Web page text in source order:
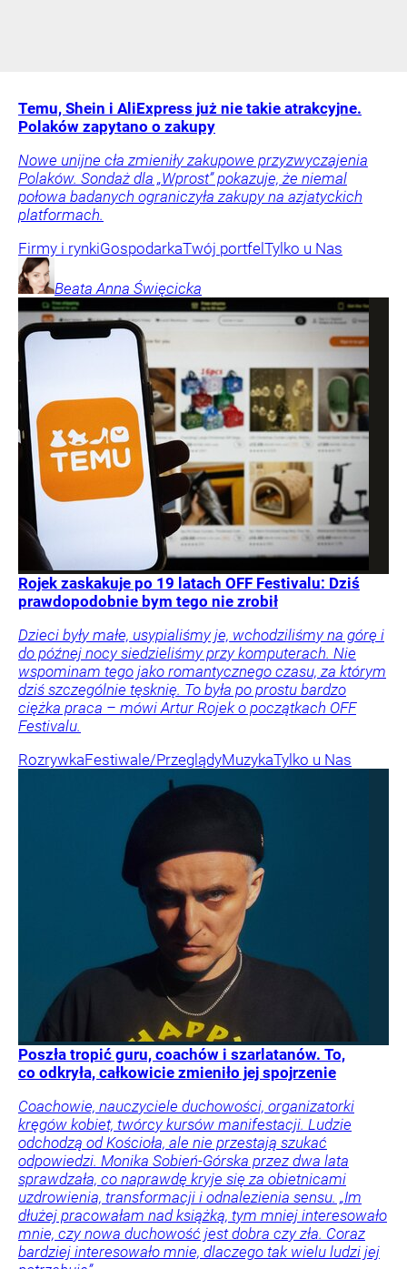
Temu, Shein i AliExpress już nie takie atrakcyjne.
Polaków zapytano o zakupy
Nowe unijne cła zmieniły zakupowe przyzwyczajenia
Polaków. Sondaż dla „Wprost” pokazuje, że niemal
połowa badanych ograniczyła zakupy na azjatyckich
platformach.
Firmy i rynkiGospodarkaTwój portfel Tylko u Nas
Beata Anna Święcicka
Rojek zaskakuje po 19 latach OFF Festivalu: Dziś
prawdopodobnie bym tego nie zrobił
Dzieci były małe, usypialiśmy je, wchodziliśmy na górę i
do późnej nocy siedzieliśmy przy komputerach. Nie
wspominam tego jako romantycznego czasu, za którym
dziś szczególnie tęsknię. To była po prostu bardzo
ciężka praca – mówi Artur Rojek o początkach OFF
Festivalu.
RozrywkaFestiwale/PrzeglądyMuzykaTylko u Nas
Poszła tropić guru, coachów i szarlatanów. To,
co odkryła, całkowicie zmieniło jej spojrzenie
Coachowie, nauczyciele duchowości, organizatorki
kręgów kobiet, twórcy kursów manifestacji. Ludzie
odchodzą od Kościoła, ale nie przestają szukać
odpowiedzi. Monika Sobień-Górska przez dwa lata
sprawdzała, co naprawdę kryje się za obietnicami
uzdrowienia, transformacji i odnalezienia sensu. „Im
dłużej pracowałam nad książką, tym mniej interesowało
mnie, czy nowa duchowość jest dobra czy zła. Coraz
bardziej interesowało mnie, dlaczego tak wielu ludzi jej